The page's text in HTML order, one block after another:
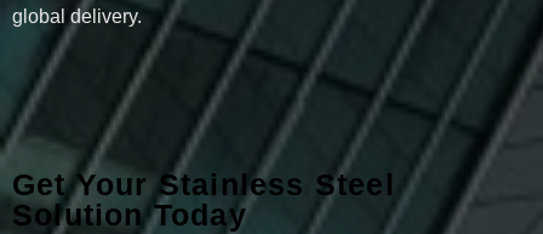
global delivery.
Get Your Stainless Steel
Solution Today